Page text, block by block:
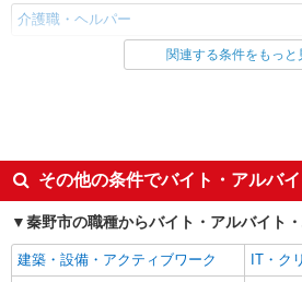
介護職・ヘルパー
同じ雇用形態から秦野駅の求人を探す
入社日応相談
未経験
経験者・有資格者歓迎
新卒・
女性活躍中
主婦・
フリーター歓迎
学歴不問
関連する条件をもっと
その他の条件でバイト・アルバ
秦野市の職種からバイト・アルバイト
建築・設備・アクティブワーク
IT・ク